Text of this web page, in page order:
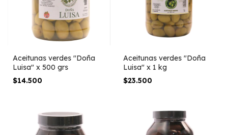
Aceitunas verdes "Doña
Luisa" x 500 grs
$14.500
Aceitunas verdes "Doña
Luisa" x 1 kg
$23.500